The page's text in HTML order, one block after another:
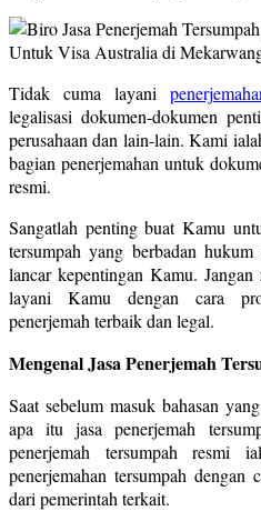
Tidak cuma layani
legalisasi dokumen-dokumen
perusahaan dan lain-lain. Kami
bagian penerjemahan untuk
resmi.
Sangatlah penting buat Kamu
tersumpah yang berbadan
lancar kepentingan Kamu.
layani Kamu dengan cara
penerjemah terbaik dan legal.
Mengenal Jasa Penerjemah
Saat sebelum masuk bahasan
apa itu jasa penerjemah
penerjemah tersumpah resmi
penerjemahan tersumpah
dari pemerintah terkait.